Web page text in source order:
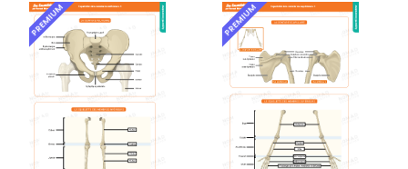
PREMIUM PREMIUM